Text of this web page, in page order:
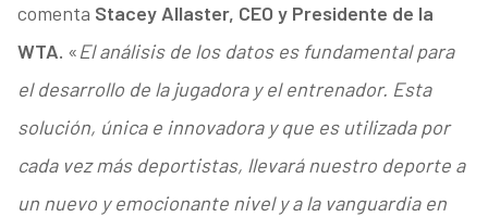
comenta Stacey Allaster, CEO y Presidente de la
WTA. «El análisis de los datos es fundamental para
el desarrollo de la jugadora y el entrenador. Esta
solución, única e innovadora y que es utilizada por
cada vez más deportistas, llevará nuestro deporte a
un nuevo y emocionante nivel y a la vanguardia en